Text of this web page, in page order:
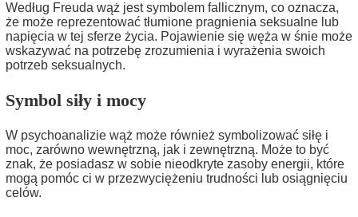
Według Freuda wąż jest symbolem fallicznym, co oznacza,
że może reprezentować tłumione pragnienia seksualne lub
napięcia w tej sferze życia. Pojawienie się węża w śnie może
wskazywać na potrzebę zrozumienia i wyrażenia swoich
potrzeb seksualnych.
Symbol siły i mocy
W psychoanalizie wąż może również symbolizować siłę i
moc, zarówno wewnętrzną, jak i zewnętrzną. Może to być
znak, że posiadasz w sobie nieodkryte zasoby energii, które
mogą pomóc ci w przezwyciężeniu trudności lub osiągnięciu
celów.